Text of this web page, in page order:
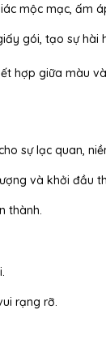
mộc mạc, ấm
gói, tạo sự hài
kết hợp giữa màu
sự lạc quan,
và khởi đầu
thành.
rạng rỡ.